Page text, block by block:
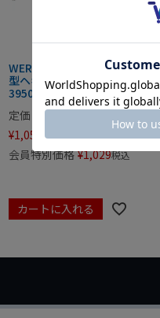
WERA レインボーステンレスL
型ヘキサゴンレンチ 2mm
3950SPKL/2
定価
1,320
¥1,056 税込
会員特別価格 ¥1,029税込
カートに入れる